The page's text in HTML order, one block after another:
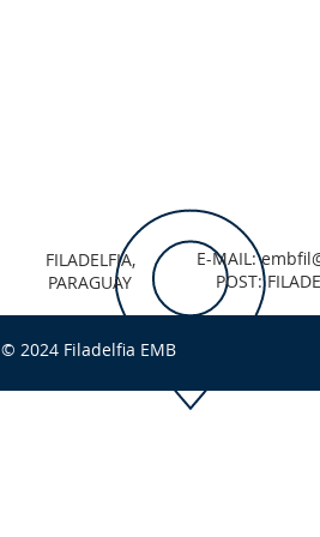
FILADELFIA,
PARAGUAY
E-MAIL:
POST:
© 2024 Filadelfia EMB